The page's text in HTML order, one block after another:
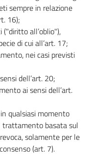
sempre in relazione
16);
all’oblio"),
di cui all’art. 17;
nei casi previsti
dell’art. 20;
ai sensi dell’art.
qualsiasi momento
trattamento basata sul
solamente per le
(art. 7).